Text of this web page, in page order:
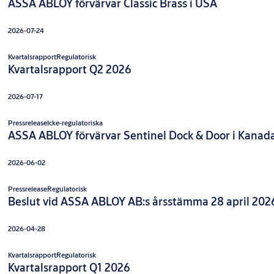
ASSA ABLOY förvärvar Classic Brass i USA
2026-07-24
KvartalsrapportRegulatorisk
Kvartalsrapport Q2 2026
2026-07-17
PressreleaseIcke-regulatoriska
ASSA ABLOY förvärvar Sentinel Dock & Door i
2026-06-02
PressreleaseRegulatorisk
Beslut vid ASSA ABLOY AB:s årsstämma 28 april
2026-04-28
KvartalsrapportRegulatorisk
Kvartalsrapport Q1 2026